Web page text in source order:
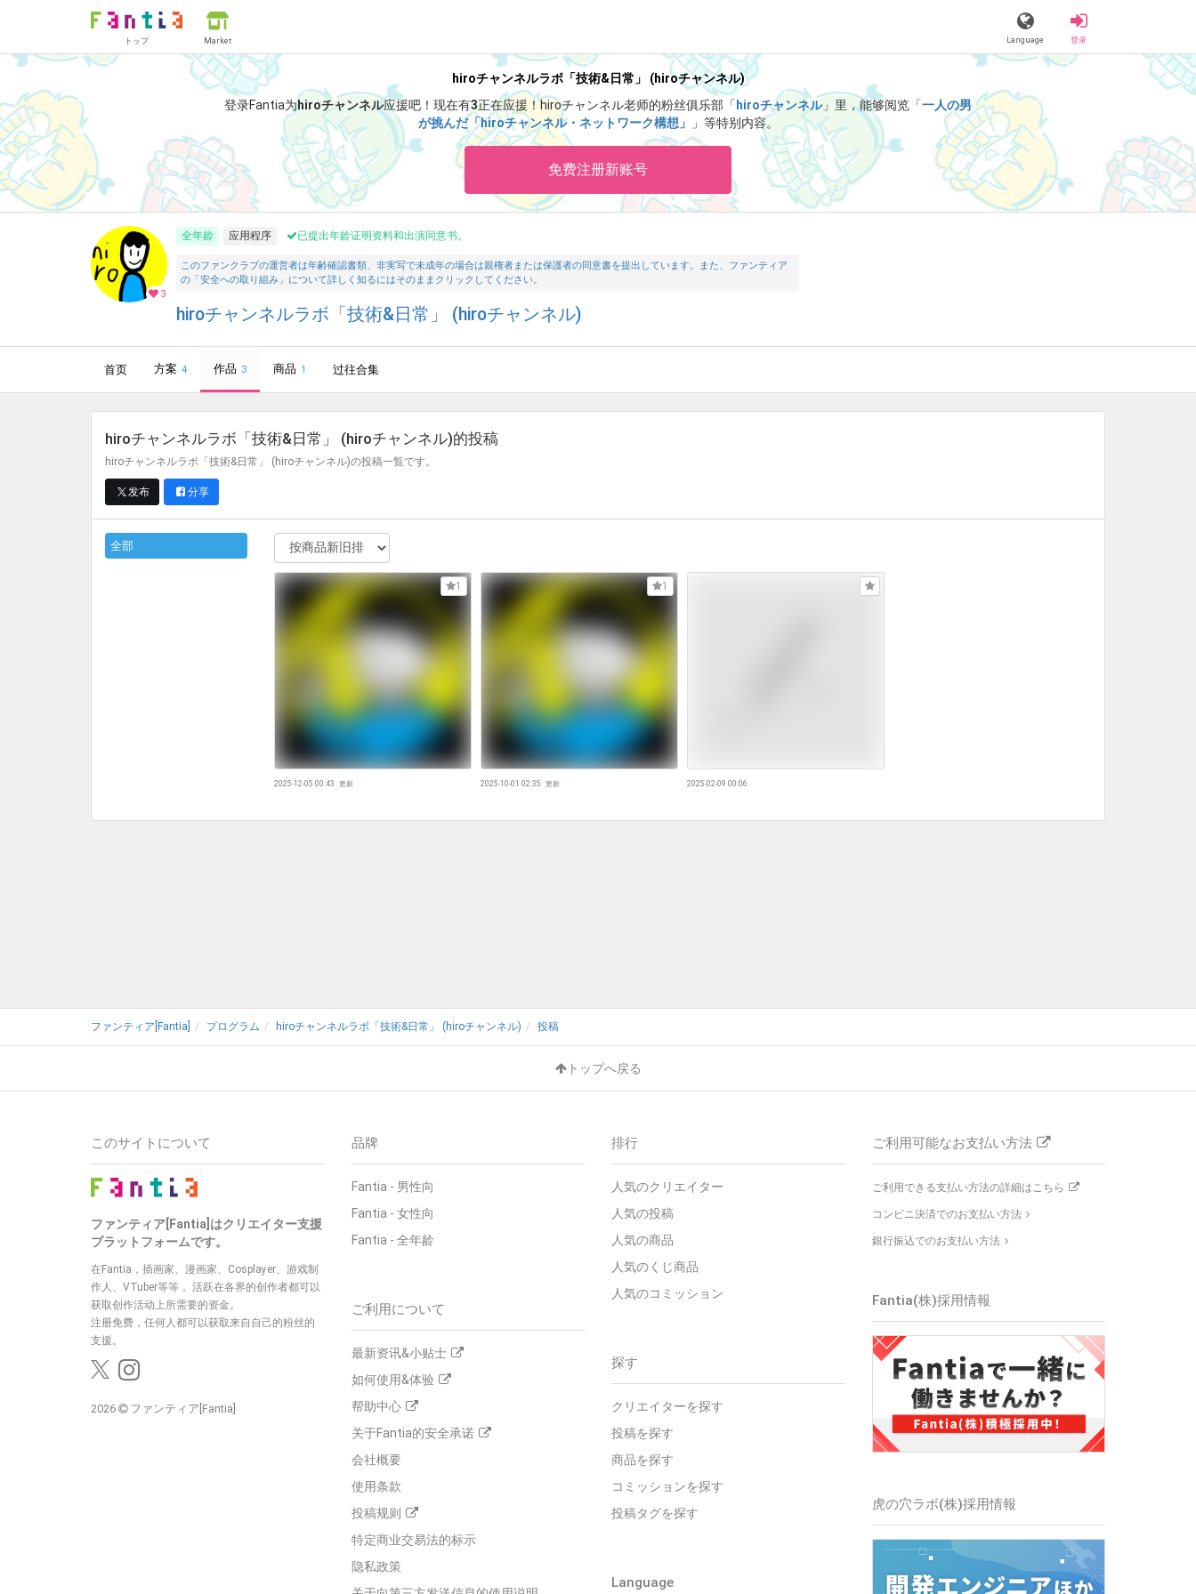
トップ Market Language 登录
hiroチャンネルラボ「技術&日常」 (hiroチャンネル)
登录Fantia为 hiroチャンネル应援吧！ 现在有3正在应援！hiroチャンネル老师的粉丝俱乐部「 hiroチャンネル」里，能够阅览「一人の男
が挑んだ「hiroチャンネル・ネットワーク構想」
」等特别内容。
免费注册新账号
3
全年龄 应用程序 已提出年龄证明资料和出演同意书。
このファンクラブの運営者は年齢確認書類、非実写で未成年の場合は親権者または保護者の同意書を提出しています。また、ファンティア
の「安全への取り組み」について詳しく知るにはそのままクリックしてください。
hiroチャンネルラボ「技術&日常」 (hiroチャンネル)
首页 方案 4 作品 3 商品 1 过往合集
hiroチャンネルラボ「技術&日常」 (hiroチャンネル)的投稿
hiroチャンネルラボ「技術&日常」 (hiroチャンネル)の投稿一覧です。
发布 分享
全部
2025-12-05 00:43 更新
1
2025-10-01 02:35 更新
1
2025-02-09 00:06
ファンティア[Fantia] プログラム hiroチャンネルラボ「技術&日常」 (hiroチャンネル) 投稿
トップへ戻る
品牌
Fantia - 男性向
Fantia - 女性向
Fantia - 全年龄
ご利用について
最新资讯&小贴士
如何使用&体验
帮助中心
关于Fantia的安全承诺
会社概要
使用条款
投稿规则
特定商业交易法的标示
隐私政策
排行
人気のクリエイター
人気の投稿
人気の商品
人気のくじ商品
人気のコミッション
探す
クリエイターを探す
投稿を探す
商品を探す
コミッションを探す
投稿タグを探す
Language
ご利用可能なお支払い方法
ご利用できる支払い方法の詳細はこちら
コンビニ決済でのお支払い方法
銀行振込でのお支払い方法
Fantia(株)採用情報
虎の穴ラボ(株)採用情報
このサイトについて
ファンティア[Fantia]はクリエイター支援
プラットフォームです。
在Fantia，插画家、漫画家、Cosplayer、游戏制
作人、VTuber等等， 活跃在各界的创作者都可以
获取创作活动上所需要的资金。
注册免费，任何人都可以获取来自自己的粉丝的
支援。
2026 ファンティア[Fantia]